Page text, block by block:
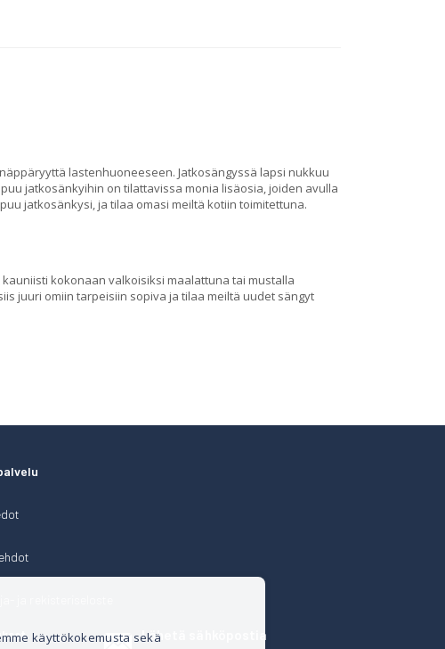
lastenhuoneeseen. Jatkosängyssä lapsi nukkuu
jatkosänkyihin on tilattavissa monia lisäosia, joiden avulla
jatkosänkysi, ja tilaa omasi meiltä kotiin toimitettuna.
kokonaan valkoisiksi maalattuna tai mustalla
juuri omiin tarpeisiin sopiva ja tilaa meiltä uudet sängyt
Lähetä sähköpostia
käyttökokemusta sekä